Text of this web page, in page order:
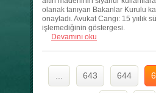
olanak tanıyan Bakanlar Kurulu
onayladı. Avukat Cangı: 15 yıılık
işlemediğinin göstergesi.
Devamını oku
643 644